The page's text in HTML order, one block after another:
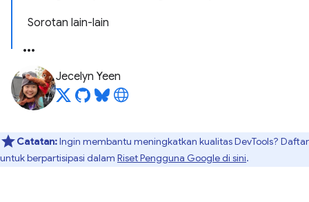
Sorotan lain-lain
Jecelyn Yeen
Catatan:Ingin membantu meningkatkan kualitas DevTools? Daftar
untuk berpartisipasi dalam Riset Pengguna Google di sini.